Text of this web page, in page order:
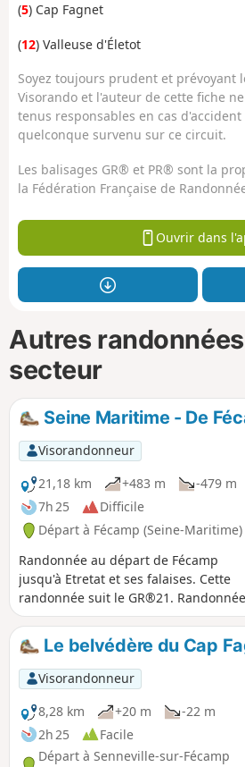
(5) Cap Fagnet
(12) Valleuse d'Életot
Soyez toujours prudent et prévoyant
Visorando et l'auteur de cette fiche
tenus responsables en cas
quelconque survenu sur ce circuit.
Les balisages GR® et PR® sont la
la Fédération Française de
Ouvrir dans
Autres
secteur
Seine Maritime - De
Visorandonneur
21,18 km
+483 m
-479 m
7h 25
Difficile
Départ à Fécamp (Seine-Maritime)
Randonnée au départ de Fécamp
jusqu'à Etretat et ses falaises. Cette
randonnée suit le GR®21. Randonnée
facile dans son ensemble, elle se
déroule sur du plat pour la très
majorité du parcours et traverse de
nombreux champs, le marquage n'est
donc pas forcément indiqué mais il
suffit de bien se repérer et de suivre le
marquage rouge et blanc. Le dénivelé
est tout de même important dû aux
Le belvédère du Cap
Visorandonneur
8,28 km
+20 m
-22 m
2h 25
Facile
Départ à Senneville-sur-Fécamp